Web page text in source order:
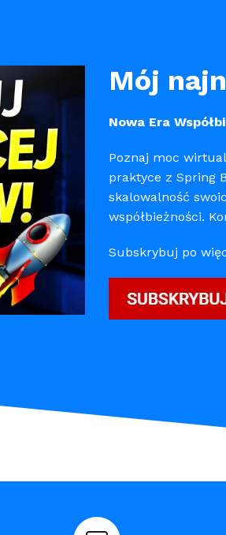
Mój
Nowa Era
Poznaj moc
praktyce z Spring
skalowalność
współbieżności.
Subskrybuj po